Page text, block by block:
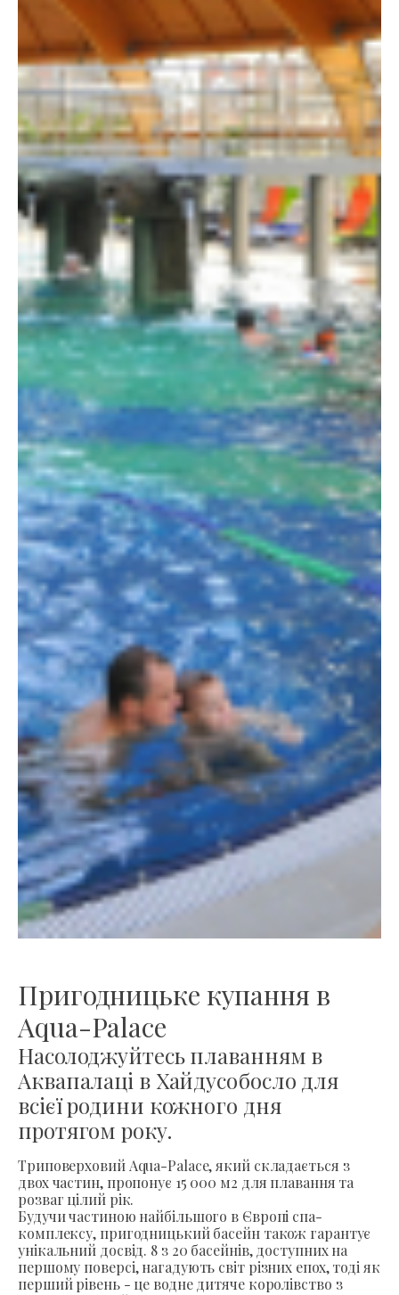
Пригодницьке купання в
Aqua-Palace
Насолоджуйтесь плаванням в
Аквапалаці в Хайдусобосло для
всієї родини кожного дня
протягом року.
Триповерховий Aqua-Palace, який складається з
двох частин, пропонує 15 000 м2 для плавання та
розваг цілий рік.
Будучи частиною найбільшого в Європі спа-
комплексу, пригодницький басейн також гарантує
унікальний досвід. 8 з 20 басейнів, доступних на
першому поверсі, нагадують світ різних епох, тоді як
перший рівень - це водне дитяче королівство з